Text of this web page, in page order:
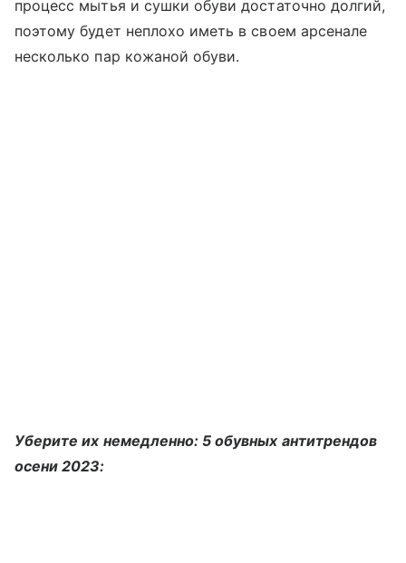
процесс мытья и сушки обуви достаточно долгий,
поэтому будет неплохо иметь в своем арсенале
несколько пар кожаной обуви.
Уберите их немедленно: 5 обувных антитрендов
осени 2023: